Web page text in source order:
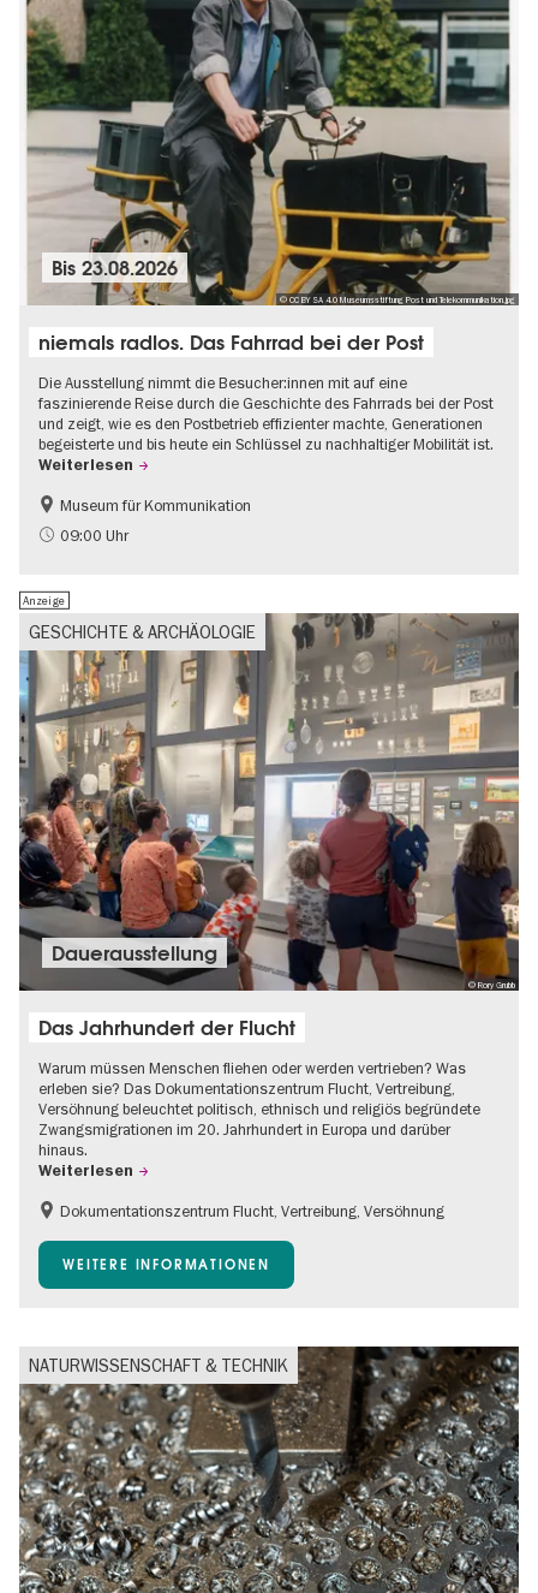
© CC BY SA 4.0 Museumsstiftung Post und Telekommunikation.jpg
Bis23.08.2026
niemals radlos. Das Fahrrad bei der Post
Die Ausstellung nimmt die Besucher:innen mit auf eine
faszinierende Reise durch die Geschichte des Fahrrads bei der Post
und zeigt, wie es den Postbetrieb effizienter machte, Generationen
begeisterte und bis heute ein Schlüssel zu nachhaltiger Mobilität ist.
Weiterlesen
Geschichte
Nachhaltigkeit
Museum für Kommunikation
09:00 Uhr
GESCHICHTE & ARCHÄOLOGIE
Anzeige
© Rory Grubb
Dauer­aus­stel­lung
Das Jahrhundert der Flucht
Warum müssen Menschen fliehen oder werden vertrieben? Was
erleben sie? Das Dokumentationszentrum Flucht, Vertreibung,
Versöhnung beleuchtet politisch, ethnisch und religiös begründete
Zwangsmigrationen im 20. Jahrhundert in Europa und darüber
hinaus.
Weiterlesen
Barrierefrei
Gratis
Kinder
Teenager
Dokumentationszentrum Flucht, Vertreibung, Versöhnung
WEITERE INFORMATIONEN
NATURWISSENSCHAFT & TECHNIK